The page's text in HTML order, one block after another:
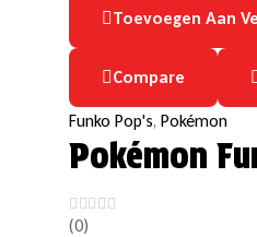
Toevoegen Aan
Compare
Funko Pop's, Pokémon
Pokémon
(0)